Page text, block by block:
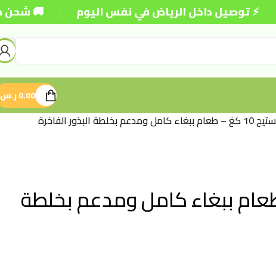
داخل الرياض في نفس اليوم | 🚚 شحن مجاني
0.00ر.س
البذور الفاخرة
بريستيج 10 كغ – طعام ببغاء كامل ومدعم بخلطة